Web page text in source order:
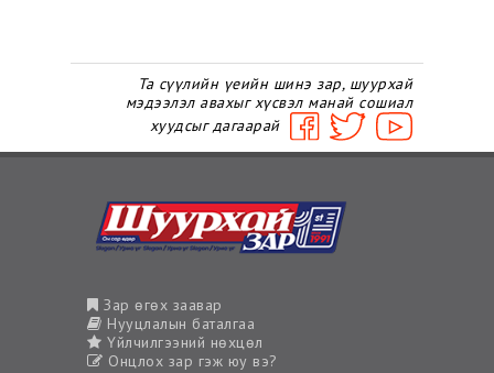
Та сүүлийн үеийн шинэ зар, шуурхай
мэдээлэл авахыг хүсвэл манай сошиал
хуудсыг дагаарай
Зар өгөх заавар
Нууцлалын баталгаа
Үйлчилгээний нөхцөл
Онцлох зар гэж юу вэ?